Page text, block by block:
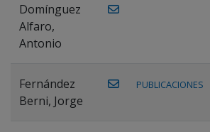
Domínguez
Alfaro,
Antonio
Fernández
Berni, Jorge
PUBLICACIONES